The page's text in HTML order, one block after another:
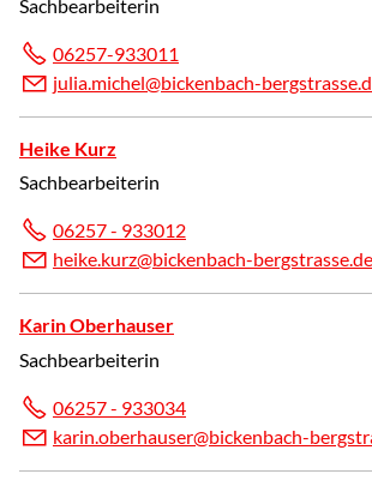
Sachbearbeiterin
06257-933011
j l m ch l b ck nb ch-b rgstr ss d
Heike Kurz
Sachbearbeiterin
06257 - 933012
h
k k rz b ck nb ch-b rgstr ss d
Karin Oberhauser
Sachbearbeiterin
06257 - 933034
k r n b rh s r b ck nb ch-b rgstr